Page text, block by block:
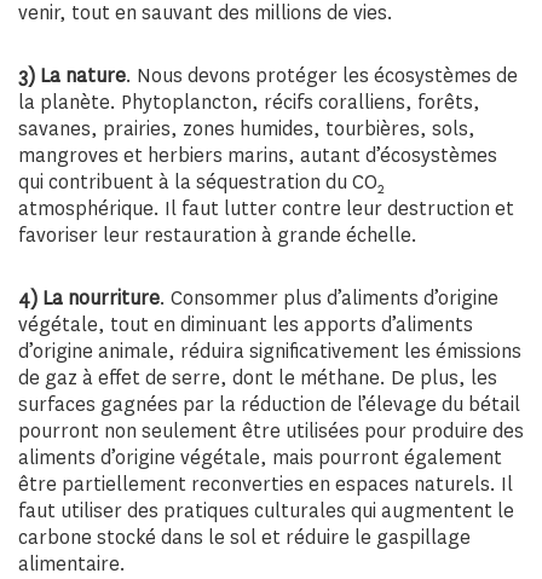
venir, tout en sauvant des millions de vies.
3) La nature. Nous devons protéger les écosystèmes de
la planète. Phytoplancton, récifs coralliens, forêts,
savanes, prairies, zones humides, tourbières, sols,
mangroves et herbiers marins, autant d’écosystèmes
qui contribuent à la séquestration du CO2
atmosphérique. Il faut lutter contre leur destruction et
favoriser leur restauration à grande échelle.
4) La nourriture. Consommer plus d’aliments d’origine
végétale, tout en diminuant les apports d’aliments
d’origine animale, réduira significativement les émissions
de gaz à effet de serre, dont le méthane. De plus, les
surfaces gagnées par la réduction de l’élevage du bétail
pourront non seulement être utilisées pour produire des
aliments d’origine végétale, mais pourront également
être partiellement reconverties en espaces naturels. Il
faut utiliser des pratiques culturales qui augmentent le
carbone stocké dans le sol et réduire le gaspillage
alimentaire.